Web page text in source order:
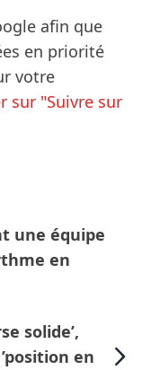
afin que
en priorité
votre
sur "Suivre sur
une équipe
en
solide’,
en